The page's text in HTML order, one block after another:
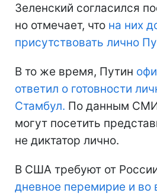
Зеленский согласился
но отмечает, что на них
присутствовать лично
В то же время, Путин
ответил о готовности
Стамбул. По данным
могут посетить
не диктатор лично.
В США требуют от
дневное перемирие и во